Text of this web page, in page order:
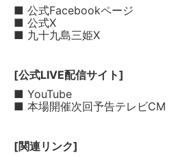
■ 公式Facebookページ
■ 公式X
■ 九十九島三姫X
[公式LIVE配信サイト]
■ YouTube
■ 本場開催次回予告テレビCM
[関連リンク]